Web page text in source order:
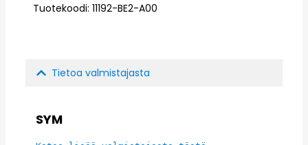
Tuotekoodi: 11192-BE2-A00
Tietoa valmistajasta
SYM